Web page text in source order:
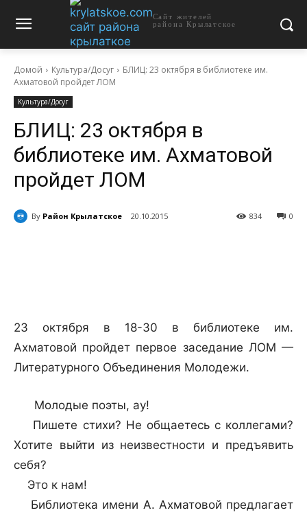
Сайт жителей
района Крылатское
Домой Культура/Досуг
БЛИЦ: 23 октября в библиотеке им.
Ахматовой пройдет ЛОМ
Культура/Досуг
БЛИЦ: 23 октября в
библиотеке им. Ахматовой
пройдет ЛОМ
By Район Крылатское 20.10.2015 0
834
23 октября в 18-30 в библиотеке им.
Ахматовой пройдет первое заседание ЛОМ —
Литературного Объединения Молодежи.
Молодые поэты, ау!
Пишете стихи? Не общаетесь с коллегами?
Хотите выйти из неизвестности и предъявить
себя?
Это к нам!
Библиотека имени А. Ахматовой предлагает